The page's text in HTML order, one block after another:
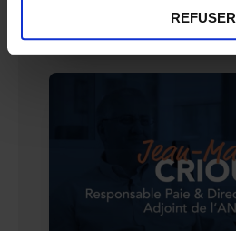
REFUSER